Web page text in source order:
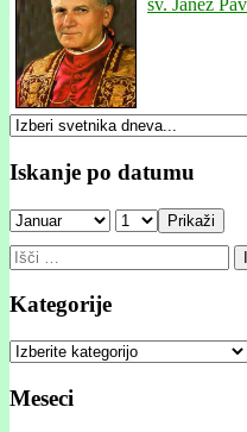
sv. Janez
Iskanje po datumu
Prikaži
Išči:
Kategorije
Kategorije
Meseci